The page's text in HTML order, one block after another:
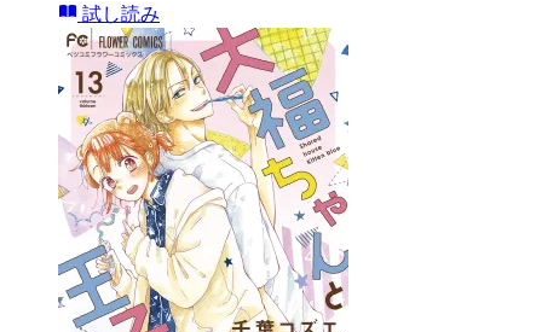
試し読み